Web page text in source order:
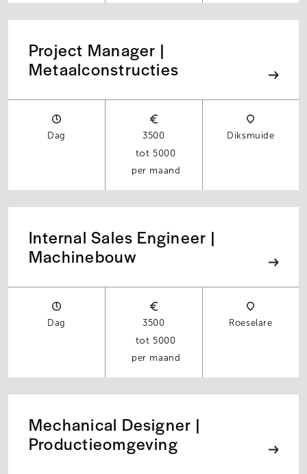
Project Manager |
Metaalconstructies
Dag
3500
5000
per maand
Diksmuide
Internal Sales Engineer |
Machinebouw
Dag
3500
5000
per maand
Roeselare
Mechanical Designer |
Productieomgeving